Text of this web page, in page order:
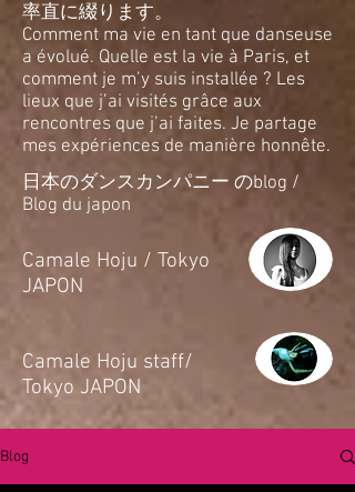
率直に綴ります。
Comment ma vie en tant que danseuse
a évolué. Quelle est la vie à Paris, et
comment je m’y suis installée ? Les
lieux que j’ai visités grâce aux
rencontres que j’ai faites. Je partage
mes expériences de manière honnête.
日本のダンスカンパニー のblog /
Blog du japon
​Camale Hoju / Tokyo
JAPON
​Camale Hoju staff/
Tokyo JAPON
Blog